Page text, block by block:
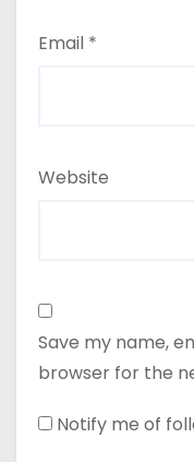
Email *
Website
Save my name,
browser for the
Notify me of